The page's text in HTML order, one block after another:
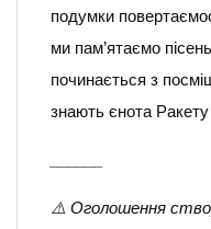
подумки
ми пам’ятаємо
починається з
знають єнота
⚠️ Оголошення